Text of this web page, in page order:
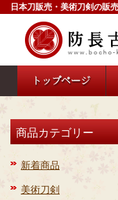
日本刀販売・美術刀剣の販
商品カテゴリー
新着商品
美術刀剣